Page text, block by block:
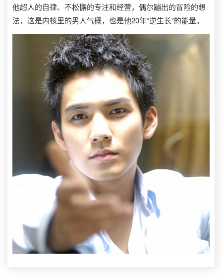
他超人的自律、不松懈的专注和经营，偶尔蹦出的冒险的想
法，这是内核里的男人气概，也是他20年“逆生长”的能量。